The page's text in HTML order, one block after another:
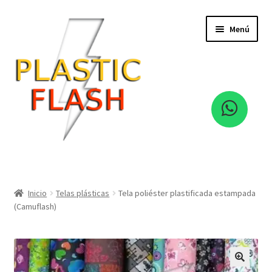
navegación
Menú
Cintas
Eva Foami
el
Inicio Telas plásticas
Tela poliéster plastificada estampada
(Camuflash)